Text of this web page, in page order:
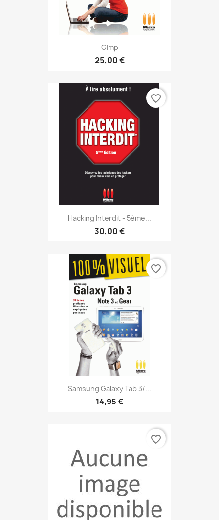
Gimp
25,00 €
Hacking Interdit - 5ème...
30,00 €
favorite_border
Samsung Galaxy Tab 3/...
14,95 €
favorite_border
favorite_border